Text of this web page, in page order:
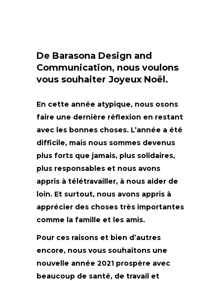
De Barasona Design and
Communication, nous voulons
vous souhaiter Joyeux Noël.
En cette année atypique, nous osons
faire une dernière réflexion en restant
avec les bonnes choses. L’année a été
difficile, mais nous sommes devenus
plus forts que jamais, plus solidaires,
plus responsables et nous avons
appris à télétravailler, à nous aider de
loin. Et surtout, nous avons appris à
apprécier des choses très importantes
comme la famille et les amis.
Pour ces raisons et bien d’autres
encore, nous vous souhaitons une
nouvelle année 2021 prospère avec
beaucoup de santé, de travail et